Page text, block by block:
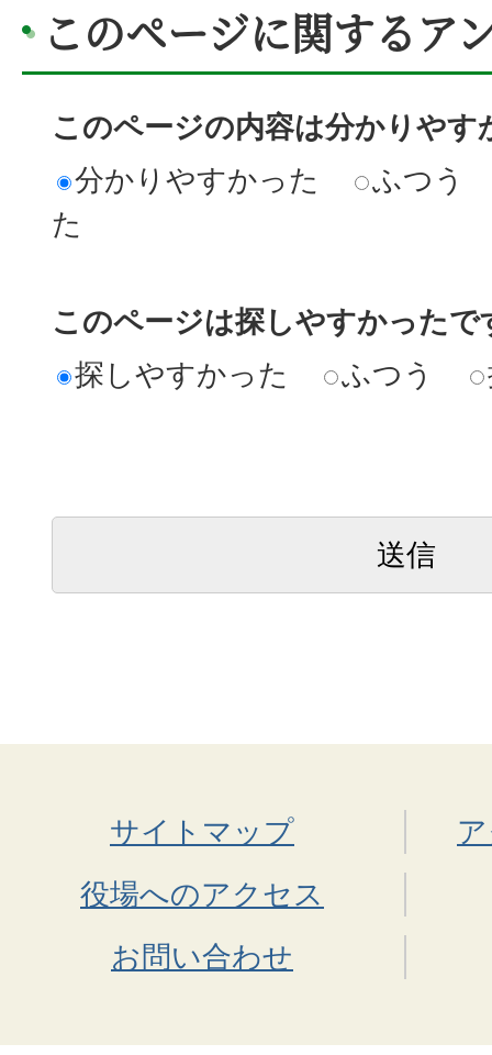
このページに関するア
このページの内容は分かりやす
分かりやすかった
ふつう
た
このページは探しやすかったで
探しやすかった
ふつう
サイトマップ
役場へのアクセス
お問い合わせ